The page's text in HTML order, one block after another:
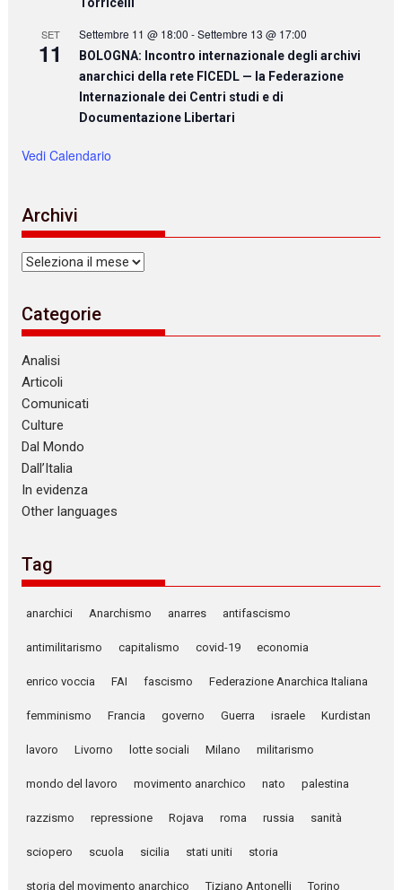
SET
11
Settembre 11 @ 18:00 -Settembre 13 @ 17:00
BOLOGNA: Incontro internazionale degli archivi
anarchici della rete FICEDL — la Federazione
Internazionale dei Centri studi e di
Documentazione Libertari
Vedi Calendario
Archivi
Archivi
Categorie
Analisi
Articoli
Comunicati
Culture
Dal Mondo
Dall’Italia
In evidenza
Other languages
Tag
anarchici Anarchismo anarres antifascismo
antimilitarismo capitalismo covid-19 economia
enrico voccia FAI fascismo Federazione Anarchica Italiana
femminismo Francia governo Guerra israele Kurdistan
lavoro Livorno lotte sociali Milano militarismo
mondo del lavoro movimento anarchico nato palestina
razzismo repressione Rojava roma russia sanità
sciopero scuola sicilia stati uniti storia
storia del movimento anarchico Tiziano Antonelli Torino